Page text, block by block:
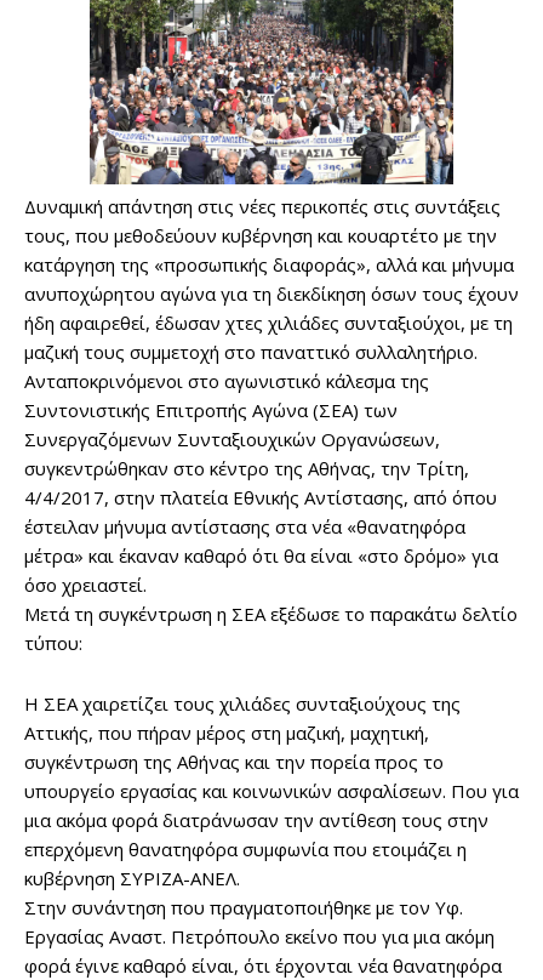
Δυναμική απάντηση στις νέες περικοπές στις συντάξεις
τους, που μεθοδεύουν κυβέρνηση και κουαρτέτο με την
κατάργηση της «προσωπικής διαφοράς», αλλά και μήνυμα
ανυποχώρητου αγώνα για τη διεκδίκηση όσων τους έχουν
ήδη αφαιρεθεί, έδωσαν χτες χιλιάδες συνταξιούχοι, με τη
μαζική τους συμμετοχή στο παναττικό συλλαλητήριο.
Ανταποκρινόμενοι στο αγωνιστικό κάλεσμα της
Συντονιστικής Επιτροπής Αγώνα (ΣΕΑ) των
Συνεργαζόμενων Συνταξιουχικών Οργανώσεων,
συγκεντρώθηκαν στο κέντρο της Αθήνας, την Τρίτη,
4/4/2017, στην πλατεία Εθνικής Αντίστασης, από όπου
έστειλαν μήνυμα αντίστασης στα νέα «θανατηφόρα
μέτρα» και έκαναν καθαρό ότι θα είναι «στο δρόμο» για
όσο χρειαστεί.
Μετά τη συγκέντρωση η ΣΕΑ εξέδωσε το παρακάτω δελτίο
τύπου:
Η ΣΕΑ χαιρετίζει τους χιλιάδες συνταξιούχους της
Αττικής, που πήραν μέρος στη μαζική, μαχητική,
συγκέντρωση της Αθήνας και την πορεία προς το
υπουργείο εργασίας και κοινωνικών ασφαλίσεων. Που για
μια ακόμα φορά διατράνωσαν την αντίθεση τους στην
επερχόμενη θανατηφόρα συμφωνία που ετοιμάζει η
κυβέρνηση ΣΥΡΙΖΑ-ΑΝΕΛ.
Στην συνάντηση που πραγματοποιήθηκε με τον Υφ.
Εργασίας Αναστ. Πετρόπουλο εκείνο που για μια ακόμη
φορά έγινε καθαρό είναι, ότι έρχονται νέα θανατηφόρα